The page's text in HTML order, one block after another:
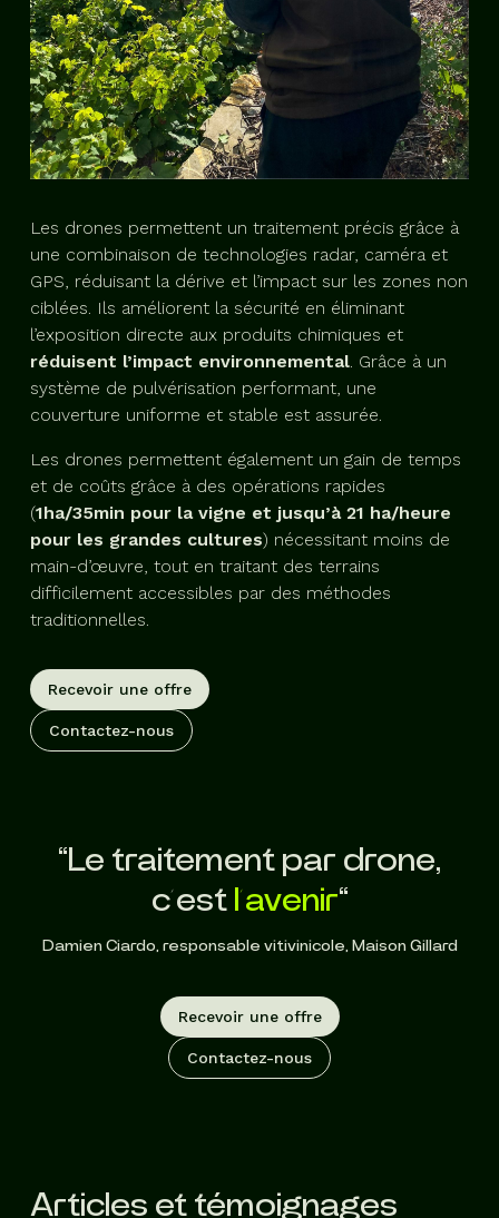
Les drones permettent un traitement précis grâce à
une combinaison de technologies radar, caméra et
GPS, réduisant la dérive et l’impact sur les zones non
ciblées. Ils améliorent la sécurité en éliminant
l’exposition directe aux produits chimiques et
réduisent l’impact environnemental. Grâce à un
système de pulvérisation performant, une
couverture uniforme et stable est assurée.
Les drones permettent également un gain de temps
et de coûts grâce à des opérations rapides
(1ha/35min pour la vigne et jusqu’à 21 ha/heure
pour les grandes cultures) nécessitant moins de
main-d’œuvre, tout en traitant des terrains
difficilement accessibles par des méthodes
traditionnelles.
Recevoir une offre
Contactez-nous
“Le traitement par drone,
c’est l’avenir“
Damien Ciardo, responsable vitivinicole, Maison Gillard
Recevoir une offre
Contactez-nous
Articles et témoignages